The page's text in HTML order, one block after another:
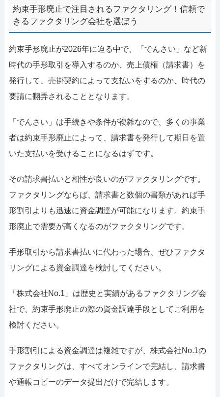
約束手形廃止で注目されるファクタリング！信頼で
きるファクタリング会社を選ぼう
約束手形廃止が2026年に迫る中で、「でんさい」など新
時代の手形取引を導入するのか、売上債権（請求書）を
発行して、売掛契約によって支払いをするのか、時代の
要請に翻弄されることとなります。
「でんさい」は手続きや条件が複雑なので、多くの事業
者は約束手形廃止によって、請求書を発行して期日を置
いた支払いを受けることになるはずです。
その請求書払いと相性が良いのがファクタリングです。
ファクタリングならば、請求書と数個の書類があれば手
形割引よりも迅速に資金調達が可能になります。約束手
形廃止で需要が高くなるのがファクタリングです。
手形取引から請求書払いに代わった場合、ぜひファクタ
リングによる資金調達を検討してください。
「株式会社No.1」は歴史と実績があるファクタリング会
社で、約束手形廃止の際の資金調達手段としてご利用を
検討ください。
手形割引による資金調達は複雑ですが、株式会社No.1の
ファクタリングは、すべてオンラインで完結し、請求書
や通帳コピーのデータ提出だけで完結します。